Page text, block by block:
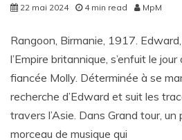
22 mai 2024 4 min read MpM
Rangoon, Birmanie, 1917.
l’Empire britannique, s’enfuit le
fiancée Molly. Déterminée à se
recherche d’Edward et suit les
travers l’Asie. Dans Grand tour,
morceau de musique qui